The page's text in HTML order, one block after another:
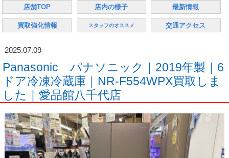
店舗TOP 店内の様子 最新情報
買取強化情報 スタッフのオススメ 交通アクセス
2025.07.09
Panasonic パナソニック｜2019年製｜6
ドア冷凍冷蔵庫｜NR-F554WPX買取しま
した｜愛品館八千代店